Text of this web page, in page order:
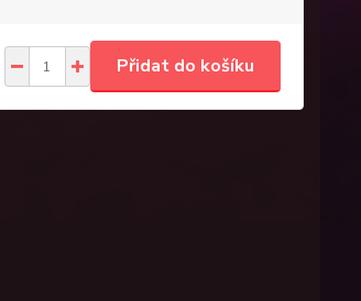
Přidat do košíku